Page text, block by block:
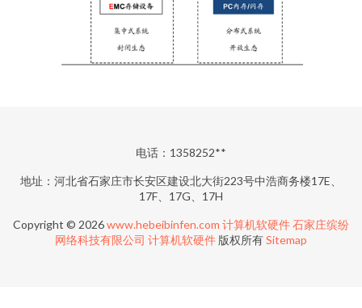
电话：1358252**
地址：河北省石家庄市长安区建设北大街223号中浩商务楼17E、
17F、17G、17H
Copyright © 2026www.hebeibinfen.com 计算机软硬件石家庄缤纷
网络科技有限公司 计算机软硬件 版权所有Sitemap